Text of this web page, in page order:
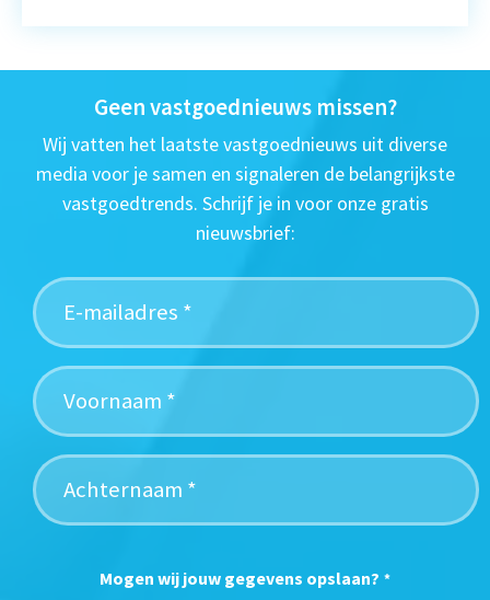
Geen vastgoednieuws missen?
Wij vatten het laatste vastgoednieuws uit diverse
media voor je samen en signaleren de belangrijkste
vastgoedtrends. Schrijf je in voor onze gratis
nieuwsbrief:
Mogen wij jouw gegevens opslaan? *